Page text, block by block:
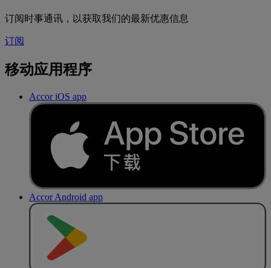
订阅时事通讯，以获取我们的最新优惠信息
订阅
移动应用程序
Accor iOS app
Accor Android app